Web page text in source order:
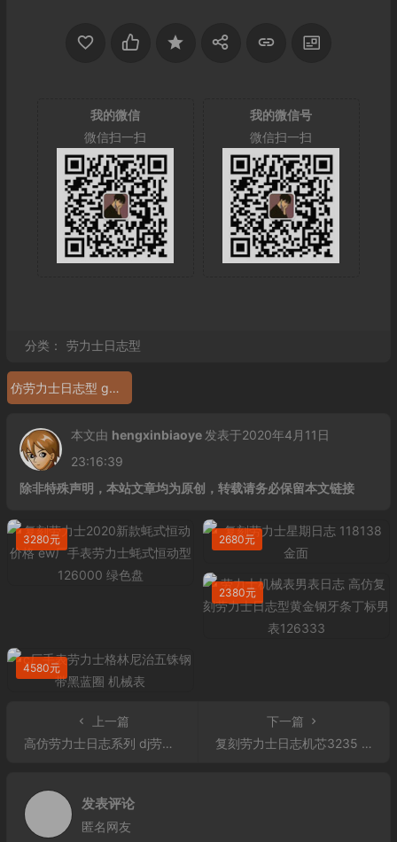
我的微信
微信扫一扫
我的微信号
微信扫一扫
分类： 劳力士日志型
仿劳力士日志型 gm厂复刻表劳力士126231 包金
本文由 hengxinbiaoye 发表于2020年4月11日
23:16:39
除非特殊声明，本站文章均为原创，转载请务必保留本文链接
3280元 2680元
2380元
4580元
上一篇
高仿劳力士日志系列 dj劳力士日志126333价格
下一篇
复刻劳力士日志机芯3235 ew厂复刻劳力士日志
发表评论
匿名网友